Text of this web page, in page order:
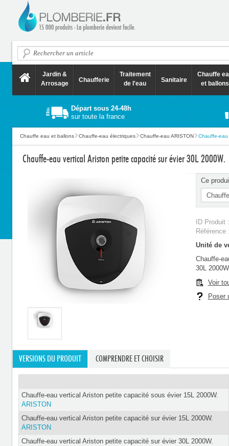
Jardin &
Arrosage
Chaufferie
Traitement
de l'eau
Sanitaire
Chauffe
et ballons
Départ sous 24-48h
sur toute la france
Chauffe eau et ballons Chauffe-eau électriques Chauffe-eau ARISTON Chauffe-eau
Chauffe-eau vertical Ariston petite capacité sur évier 30L 2000W.
Ce
ID Produit
Unité de
Chauffe-
30L
Voir
Poser
VERSIONS DU PRODUIT COMPRENDRE ET CHOISIR
Chauffe-eau vertical Ariston petite capacité sous évier 15L 2000W.
ARISTON
Chauffe-eau vertical Ariston petite capacité sur évier 15L 2000W.
ARISTON
Chauffe-eau vertical Ariston petite capacité sur évier 30L 2000W.